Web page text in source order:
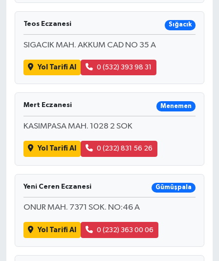
Teos Eczanesi Sığacık
SIGACIK MAH. AKKUM CAD NO 35 A
Yol Tarifi Al 0 (532) 393 98 31
Mert Eczanesi Menemen
KASIMPASA MAH. 1028 2 SOK
Yol Tarifi Al 0 (232) 831 56 26
Yeni Ceren Eczanesi Gümüşpala
ONUR MAH. 7371 SOK. NO:46 A
Yol Tarifi Al 0 (232) 363 00 06